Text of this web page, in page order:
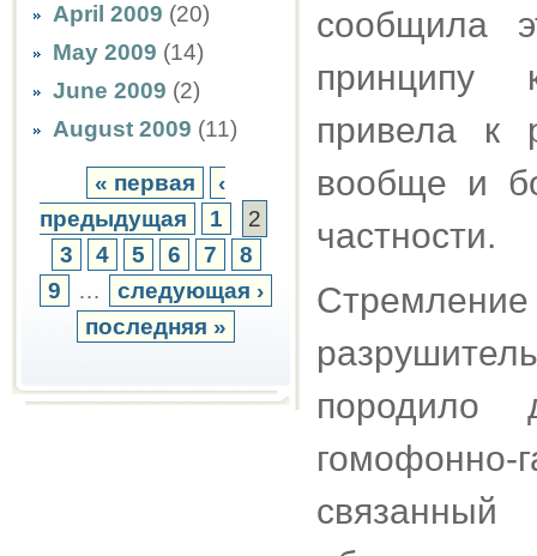
April 2009 (20)
May 2009 (14)
June 2009 (2)
August 2009 (11)
« первая
‹
предыдущая
1
2
3
4 5 6 7
8
9
…
следующая ›
последняя »
сообщила
принципу
привела к
вообще и
частности.
породило